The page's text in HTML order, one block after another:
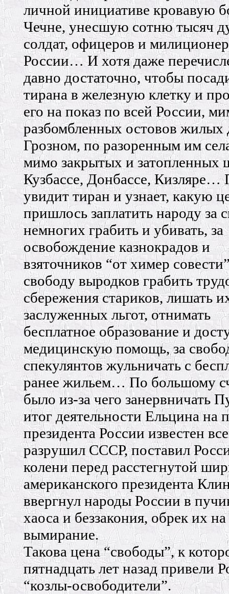
личной инициативе кровавую
Чечне, унесшую сотню тысяч
солдат, офицеров и
России… И хотя даже
давно достаточно, чтобы
тирана в железную клетку и
его на показ по всей России,
разбомбленных остовов жилых
Грозном, по разоренным им
мимо закрытых и затопленных
Кузбассе, Донбассе, Кизляре…
увидит тиран и узнает, какую
пришлось заплатить народу за
немногих грабить и убивать, за
освобождение казнокрадов и
взяточников “от химер
свободу выродков грабить
сбережения стариков, лишать
заслуженных льгот, отнимать
бесплатное образование и
медицинскую помощь, за
спекулянтов жульничать с
ранее жильем… По большому
было из-за чего занервничать
итог деятельности Ельцина на
президента России известен
разрушил СССР, поставил
колени перед расстегнутой
американского президента
ввергнул народы России в
хаоса и беззакония, обрек их на
вымирание.
Такова цена “свободы”, к
пятнадцать лет назад привели
“козлы-освободители”.